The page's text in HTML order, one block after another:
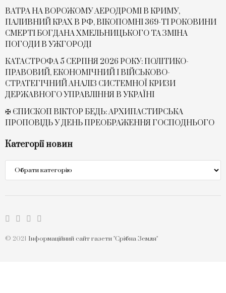
ВАТРА НА ВОРОЖОМУ АЕРОДРОМІ В КРИМУ,
ПАЛИВНИЙ КРАХ В РФ, ВІКОПОМНІ 369-ТІ РОКОВИНИ
СМЕРТІ БОГДАНА ХМЕЛЬНИЦЬКОГО ТА ЗМІНА
ПОГОДИ В УЖГОРОДІ
КАТАСТРОФА 5 СЕРПНЯ 2026 РОКУ: ПОЛІТИКО-
ПРАВОВИЙ, ЕКОНОМІЧНИЙ І ВІЙСЬКОВО-
СТРАТЕГІЧНИЙ АНАЛІЗ СИСТЕМНОЇ КРИЗИ
ДЕРЖАВНОГО УПРАВЛІННЯ В УКРАЇНІ
✠ ЄПИСКОП ВІКТОР БЕДЬ: АРХИПАСТИРСЬКА
ПРОПОВІДЬ У ДЕНЬ ПРЕОБРАЖЕННЯ ГОСПОДНЬОГО
Категорії новин
новин
© 2021 Інформаційний сайт газети "Срібна Земля"